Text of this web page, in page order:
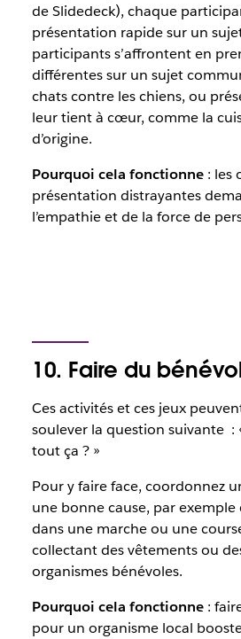
de Slidedeck), chaque
présentation rapide sur un
participants s’affrontent en
différentes sur un sujet
chats contre les chiens, ou
leur tient à cœur, comme la
d’origine.
Pourquoi cela fonctionne: les
présentation distrayantes
l’empathie et de la force de
10. Faire du
Ces activités et ces jeux
soulever la question suivante :
tout ça ? »
Pour y faire face, coordonnez
une bonne cause, par
dans une marche ou une
collectant des vêtements ou
organismes bénévoles.
Pourquoi cela fonctionne:
pour un organisme local